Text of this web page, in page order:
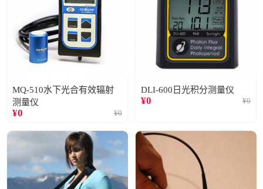
MQ-510水下光合有效辐射
测量仪
¥0 ¥0
DLI-600日光积分测量仪
¥0 ¥0